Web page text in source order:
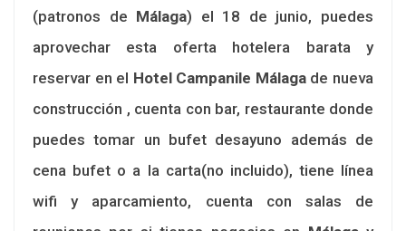
(patronos de Málaga) el 18 de junio, puedes
aprovechar esta oferta hotelera barata y
reservar en el Hotel Campanile Málagade nueva
construcción , cuenta con bar, restaurante donde
puedes tomar un bufet desayuno además de
cena bufet o a la carta(no incluido), tiene línea
wifi y aparcamiento, cuenta con salas de